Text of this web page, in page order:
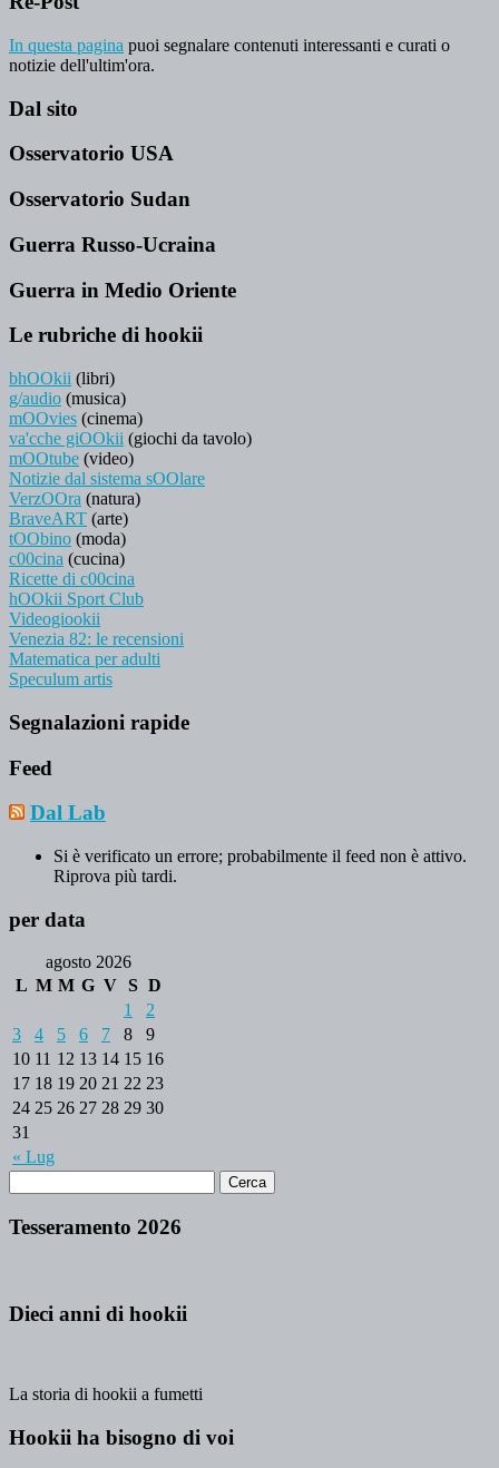
In questa pagina puoi segnalare contenuti interessanti e curati o
notizie dell'ultim'ora.
Dal sito
Osservatorio USA
Osservatorio Sudan
Guerra Russo-Ucraina
Guerra in Medio Oriente
Le rubriche di hookii
bhOOkii (libri)
g/audio (musica)
mOOvies (cinema)
va'cche giOOkii (giochi da tavolo)
mOOtube (video)
Notizie dal sistema sOOlare
VerzOOra (natura)
BraveART (arte)
tOObino (moda)
c00cina (cucina)
Ricette di c00cina
hOOkii Sport Club
Videogiookii
Venezia 82: le recensioni
Matematica per adulti
Speculum artis
Segnalazioni rapide
Feed
Dal Lab
Si è verificato un errore; probabilmente il feed non è attivo.
Riprova più tardi.
per data
agosto 2026
L M M G V S D
« Lug
1
2
3
4 5 6 7 8
9
10 11 12 13 14 15 16
17 18 19 20 21 22 23
24 25 26 27 28 29 30
31
Tesseramento 2026
Dieci anni di hookii
La storia di hookii a fumetti
Hookii ha bisogno di voi